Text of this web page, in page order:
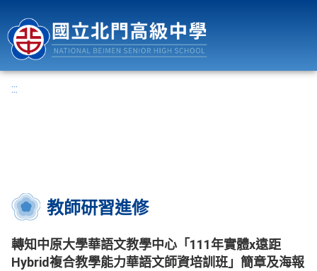
:::
教師研習進修
轉知中原大學華語文教學中心「111年實體x遠距
Hybrid複合教學能力華語文師資培訓班」簡章及海報